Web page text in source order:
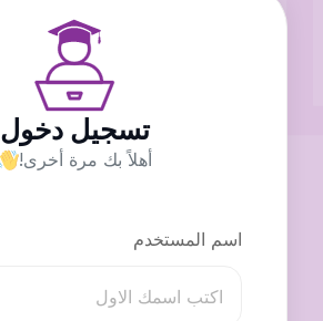
تسجيل دخول
أهلاً بك مرة أخرى!
اسم المستخدم